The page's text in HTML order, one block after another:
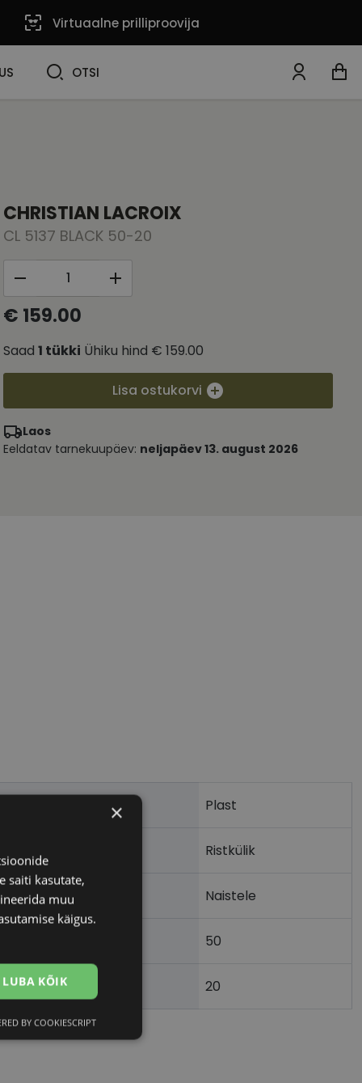
Virtuaalne prilliproovija
OTSI
CHRISTIAN LACROIX
CL 5137 BLACK 50-20
€ 159.00
Saad 1 tükki Ühiku hind € 159.00
Lisa ostukorvi
Laos
Eeldatav tarnekuupäev: neljapäev 13. august 2026
Plast
Ristkülik
Naistele
50
20
×
saiti kasutate,
muu
käigus.
LUBA KÕIK
BY COOKIESCRIPT